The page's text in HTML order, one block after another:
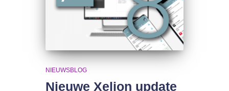
NIEUWSBLOG
Nieuwe Xelion update